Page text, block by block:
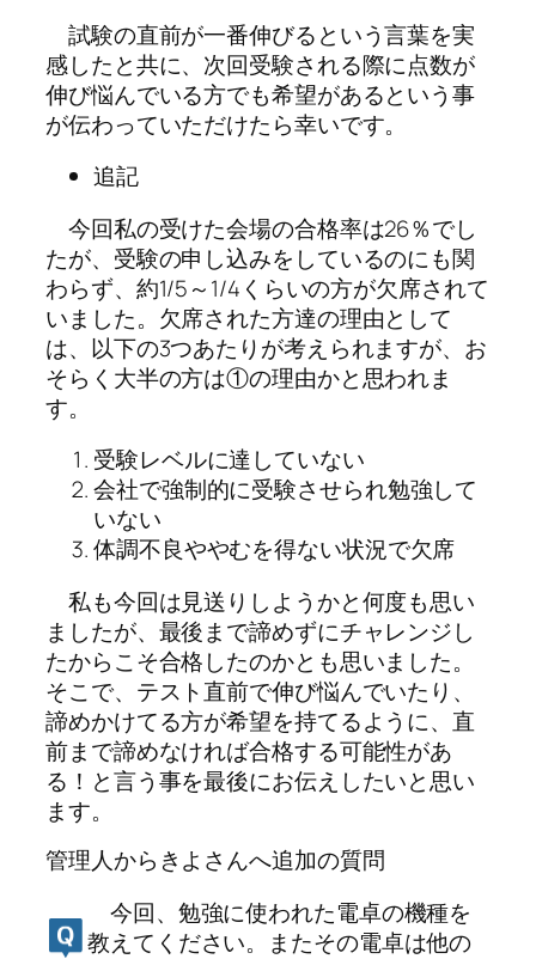
試験の直前が一番伸びるという言葉を実
感したと共に、次回受験される際に点数が
伸び悩んでいる方でも希望があるという事
が伝わっていただけたら幸いです。
追記
今回私の受けた会場の合格率は26％でし
たが、受験の申し込みをしているのにも関
わらず、約1/5～1/4くらいの方が欠席されて
いました。欠席された方達の理由として
は、以下の3つあたりが考えられますが、お
そらく大半の方は①の理由かと思われま
す。
受験レベルに達していない
会社で強制的に受験させられ勉強して
いない
体調不良ややむを得ない状況で欠席
私も今回は見送りしようかと何度も思い
ましたが、最後まで諦めずにチャレンジし
たからこそ合格したのかとも思いました。
そこで、テスト直前で伸び悩んでいたり、
諦めかけてる方が希望を持てるように、直
前まで諦めなければ合格する可能性があ
る！と言う事を最後にお伝えしたいと思い
ます。
管理人からきよさんへ追加の質問
今回、勉強に使われた電卓の機種を
教えてください。またその電卓は他の